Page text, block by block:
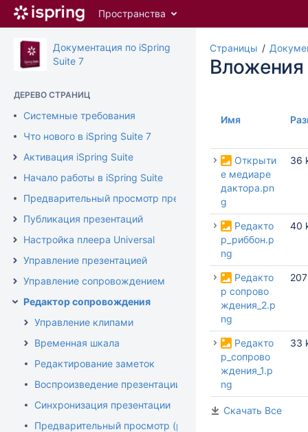
Перейти
содержимому
assistive.skiplink.to.breadcrumbs
assistive.skiplink.to.quick.search
Пространства
Документация по iSpring
Suite 7
ДЕРЕВО СТРАНИЦ
Системные требования
Что нового в iSpring Suite 7
Активация iSpring Suite
Начало работы в iSpring Suite
Предварительный просмотр презентации
Публикация презентаций
Настройка плеера Universal
Управление презентацией
Управление сопровождением
Редактор сопровождения
Управление клипами
Временная шкала
Редактирование заметок
Воспроизведение презентации
Синхронизация презентации
Предварительный просмотр (редактор)
Страницы
Вложения
Имя
Открыти
е медиаре
дактора.pn
g
36
Редакто
р_риббон.p
ng
40
Редакто
р сопрово
ждения_2.p
ng
Редакто
р_сопрово
ждения_1.p
ng
33
Скачать Все